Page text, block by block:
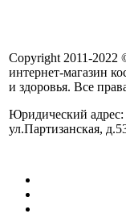
Copyright 2011-2022
интернет-магазин
и здоровья. Все
Юридический адрес:
ул.Партизанская,